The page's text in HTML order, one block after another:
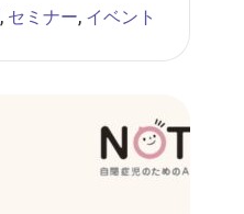
, セミナー, イベント